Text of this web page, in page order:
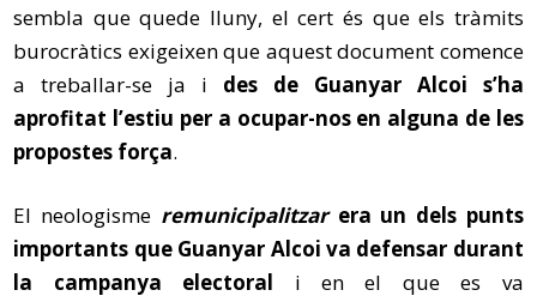
sembla que quede lluny, el cert és que els tràmits
burocràtics exigeixen que aquest document comence
a treballar-se ja i des de Guanyar Alcoi s’ha
aprofitat l’estiu per a ocupar-nos en alguna de les
propostes força.
El neologisme remunicipalitzarera un dels punts
importants que Guanyar Alcoi va defensar durant
la campanya electoral i en el que es va